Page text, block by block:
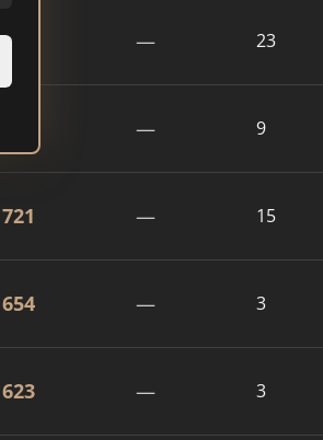
856 — 23
— 9
721 — 15
654 — 3
623 — 3